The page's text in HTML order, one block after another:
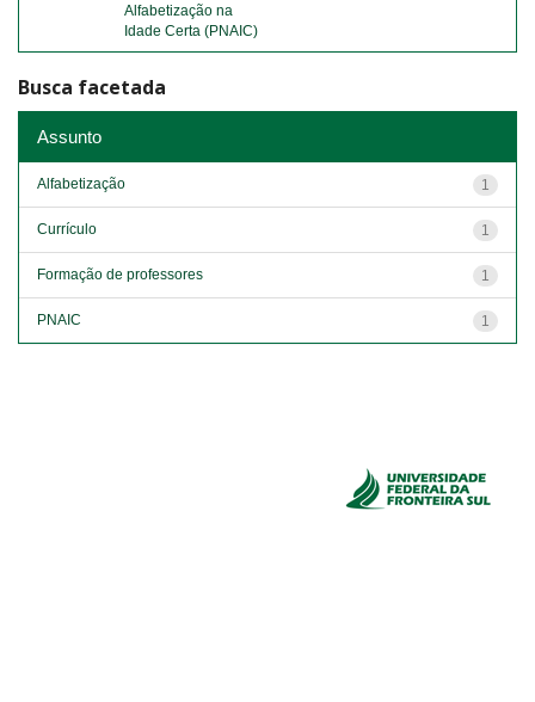
Alfabetização na
Idade Certa (PNAIC)
Busca facetada
Assunto
1
Alfabetização
1
Currículo
1
Formação de professores
1
PNAIC